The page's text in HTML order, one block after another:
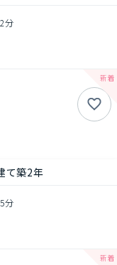
分
て築2年
分